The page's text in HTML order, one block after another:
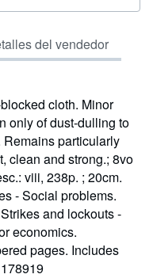
vendedor:
de
5
del vendedor
cloth. Minor
only of dust-dulling to
particularly
clean and strong.; 8vo
viii, 238p. ; 20cm.
- Social problems.
and lockouts -
economics.
pages. Includes